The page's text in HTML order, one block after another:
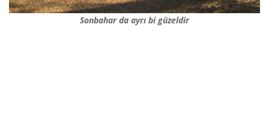
Sonbahar da ayrı bi güzeldir